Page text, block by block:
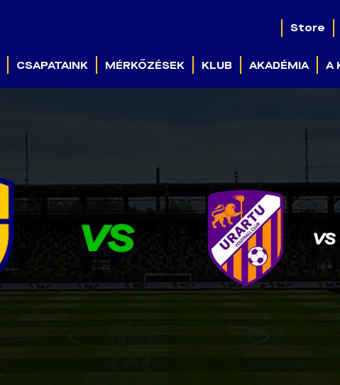
Store
CSAPATAINK MÉRKŐZÉSEK KLUB AKADÉMIA A